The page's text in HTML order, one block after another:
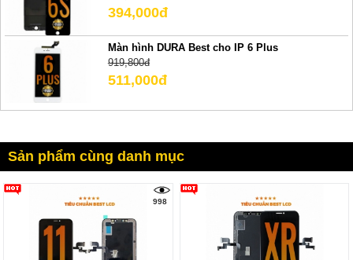
394,000đ
Màn hình DURA Best cho IP 6 Plus
919,800đ
511,000đ
Sản phẩm cùng danh mục
998